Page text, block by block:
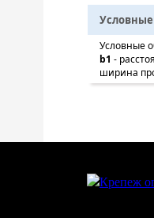
Условные
b1 -
ширина